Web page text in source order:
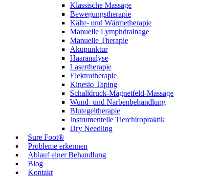
Klassische Massage
Bewegungstherapie
Kälte- und Wärmetherapie
Manuelle Lymphdrainage
Manuelle Therapie
Akupunktur
Haaranalyse
Lasertherapie
Elektrotherapie
Kinesio Taping
Schalldruck-Magnetfeld-Massage
Wund- und Narbenbehandlung
Blutegeltherapie
Instrumentelle Tierchiropraktik
Dry Needling
Sure Foot®
Probleme erkennen
Ablauf einer Behandlung
Blog
Kontakt